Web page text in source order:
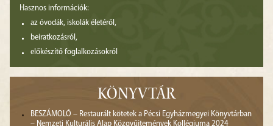
Hasznos információk:
az óvodák, iskolák életéről,
beiratkozásról,
előkészítő foglalkozásokról
KÖNYVTÁR
BESZÁMOLÓ – Restaurált kötetek a Pécsi Egyházmegyei Könyvtárban
– Nemzeti Kulturális Alap Közgyűjtemények Kollégiuma 2024